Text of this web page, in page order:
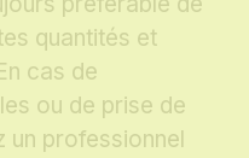
quantités et
cas de
ou de prise de
un professionnel